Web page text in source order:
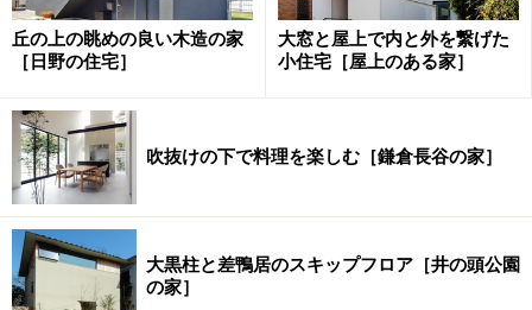
2. 北東側からの見た外観。
3. ドアを開けると広めの玄関が現れる。右手は足元に間
4. 廊下側から玄関を見返す。広めの玄関ポーチはテラコ
ッタタイル敷き。
交通量の多い駒沢通りを曲がり、緩やかな勾配の道をさ
らに折れると、車1台がやっと通れる路地になります。
丘の上の眺めの良い木造の家
［日野の住宅］
大窓と屋上で内と外を繋げた
小住宅［屋上のある家］
吹抜けの下で料理を楽しむ［鎌倉長谷の家］
大黒柱と差鴨居のスキップフロア［井の頭公園
の家］